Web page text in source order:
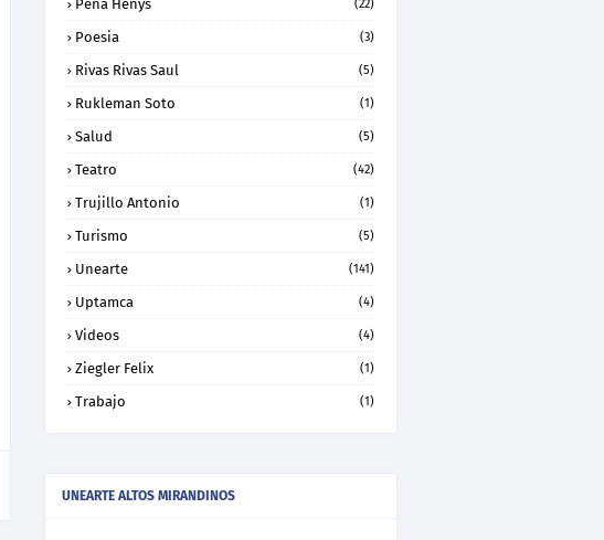
Peña Henys (22)
Poesia (3)
Rivas Rivas Saul (5)
Rukleman Soto (1)
Salud (5)
Teatro (42)
Trujillo Antonio (1)
Turismo (5)
Unearte (141)
Uptamca (4)
Videos (4)
Ziegler Felix (1)
Trabajo (1)
UNEARTE ALTOS MIRANDINOS